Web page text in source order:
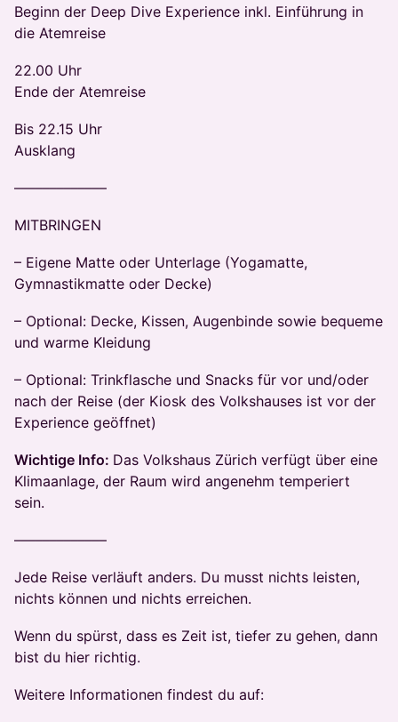
Beginn der Deep Dive Experience inkl. Einführung in
die Atemreise
22.00 Uhr
Ende der Atemreise
Bis 22.15 Uhr
Ausklang
–––––––––––––
MITBRINGEN
– Eigene Matte oder Unterlage (Yogamatte,
Gymnastikmatte oder Decke)
– Optional: Decke, Kissen, Augenbinde sowie bequeme
und warme Kleidung
– Optional: Trinkflasche und Snacks für vor und/oder
nach der Reise (der Kiosk des Volkshauses ist vor der
Experience geöffnet)
Wichtige Info: Das Volkshaus Zürich verfügt über eine
Klimaanlage, der Raum wird angenehm temperiert
sein.
–––––––––––––
Jede Reise verläuft anders. Du musst nichts leisten,
nichts können und nichts erreichen.
Wenn du spürst, dass es Zeit ist, tiefer zu gehen, dann
bist du hier richtig.
Weitere Informationen findest du auf: